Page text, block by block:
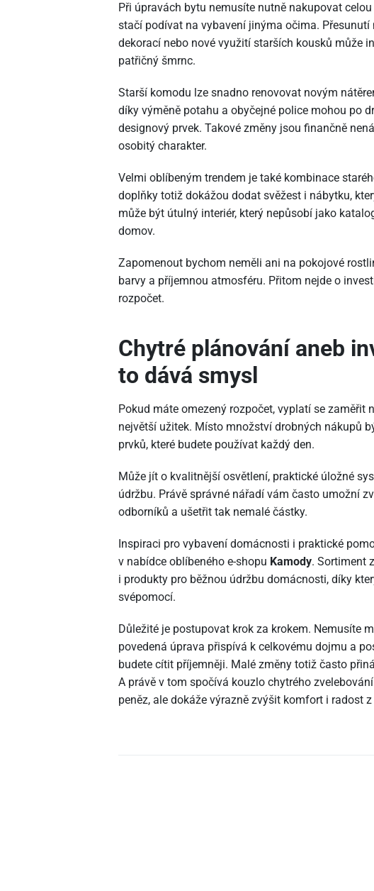
Při úpravách bytu nemusíte nutně nakupovat
stačí podívat na vybavení jinýma očima.
dekorací nebo nové využití starších kousků může
patřičný šmrnc.
Starší komodu lze snadno renovovat novým
díky výměně potahu a obyčejné police mohou po
designový prvek. Takové změny jsou finančně
osobitý charakter.
Velmi oblíbeným trendem je také kombinace
doplňky totiž dokážou dodat svěžest i nábytku,
může být útulný interiér, který nepůsobí jako
domov.
Zapomenout bychom neměli ani na pokojové
barvy a příjemnou atmosféru. Přitom nejde o
rozpočet.
Chytré plánování aneb
to dává smysl
Pokud máte omezený rozpočet, vyplatí se zaměřit
největší užitek. Místo množství drobných nákupů
prvků, které budete používat každý den.
Může jít o kvalitnější osvětlení, praktické úložné
údržbu. Právě správné nářadí vám často umožní
odborníků a ušetřit tak nemalé částky.
Inspiraci pro vybavení domácnosti i praktické
v nabídce oblíbeného e-shopu Kamody. Sortiment
i produkty pro běžnou údržbu domácnosti, díky
svépomocí.
Důležité je postupovat krok za krokem. Nemusíte
povedená úprava přispívá k celkovému dojmu a
budete cítit příjemněji. Malé změny totiž často
A právě v tom spočívá kouzlo chytrého
peněz, ale dokáže výrazně zvýšit komfort i radost